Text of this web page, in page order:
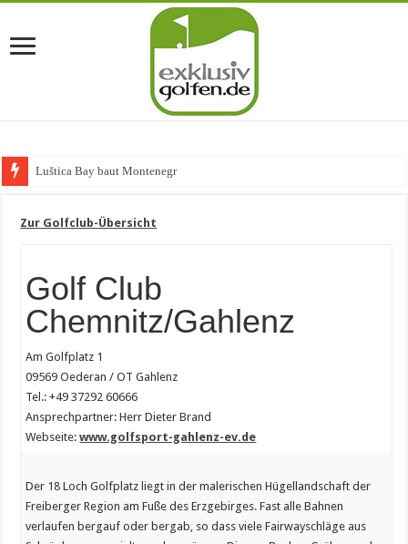
Luštica Bay baut Montenegros erste
Zur Golfclub-Übersicht
Golf Club
Chemnitz/Gahlenz
Am Golfplatz 1
09569 Oederan / OT Gahlenz
Tel.: +49 37292 60666
Ansprechpartner: Herr Dieter Brand
Webseite:www.golfsport-gahlenz-ev.de
Der 18 Loch Golfplatz liegt in der malerischen Hügellandschaft der
Freiberger Region am Fuße des Erzgebirges. Fast alle Bahnen
verlaufen bergauf oder bergab, so dass viele Fairwayschläge aus